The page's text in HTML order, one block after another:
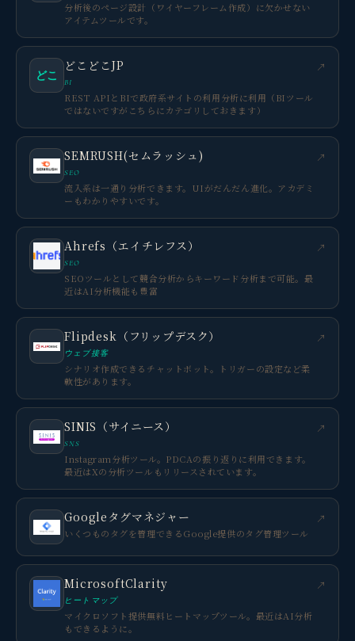
分析後のページ設計（ワイヤーフレーム作成）に欠かせない
アイテムツールです。
どこ
どこどこJP
BI
REST APIとBIで政府系サイトの利用分析に利用（BIツール
ではないですがこちらにカテゴリしておきます）
↗
SEMRUSH(セムラッシュ)
SEO
流入系は一通り分析できます。UIがだんだん進化。アカデミ
ーもわかりやすいです。
↗
Ahrefs（エイチレフス）
SEO
SEOツールとして競合分析からキーワード分析まで可能。最
近はAI分析機能も豊富
↗
Flipdesk（フリップデスク）
ウェブ接客
シナリオ作成できるチャットボット。トリガーの設定など柔
軟性があります。
↗
SINIS（サイニース）
SNS
Instagram分析ツール。PDCAの振り返りに利用できます。
最近はXの分析ツールもリリースされています。
↗
Googleタグマネジャー
いくつものタグを管理できるGoogle提供のタグ管理ツール
↗
MicrosoftClarity
ヒートマップ
マイクロソフト提供無料ヒートマップツール。最近はAI分析
もできるように。
↗